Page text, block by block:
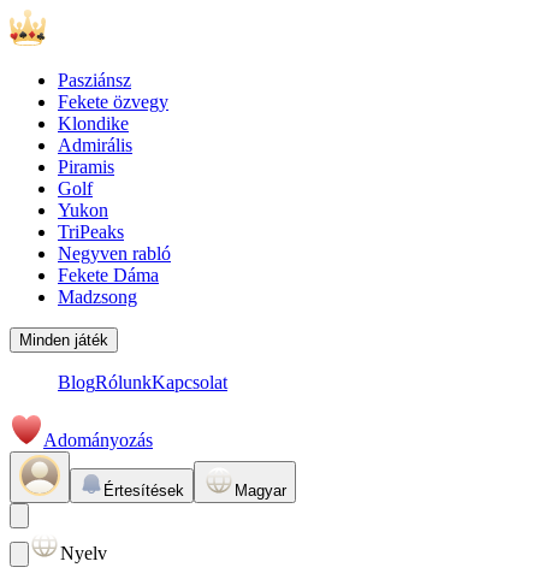
Pasziánsz
Fekete özvegy
Klondike
Admirális
Piramis
Golf
Yukon
TriPeaks
Negyven rabló
Fekete Dáma
Madzsong
Minden játék
BlogRólunkKapcsolat
Adományozás
Értesítések Magyar
Nyelv